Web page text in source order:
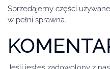
Sprzedajemy części
w pełni sprawna.